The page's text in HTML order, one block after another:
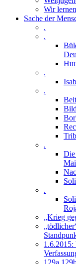
Wir
Sache der
.
.
.
.
.
Die
.
„Krieg
1.6.2015:
129a